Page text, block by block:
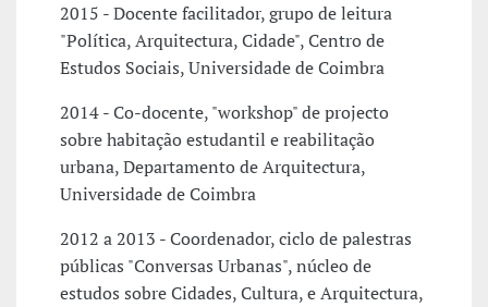
2015 - Docente facilitador, grupo de leitura
"Política, Arquitectura, Cidade", Centro de
Estudos Sociais, Universidade de Coimbra
2014 - Co-docente, "workshop" de projecto
sobre habitação estudantil e reabilitação
urbana, Departamento de Arquitectura,
Universidade de Coimbra
2012 a 2013 - Coordenador, ciclo de palestras
públicas "Conversas Urbanas", núcleo de
estudos sobre Cidades, Cultura, e Arquitectura,